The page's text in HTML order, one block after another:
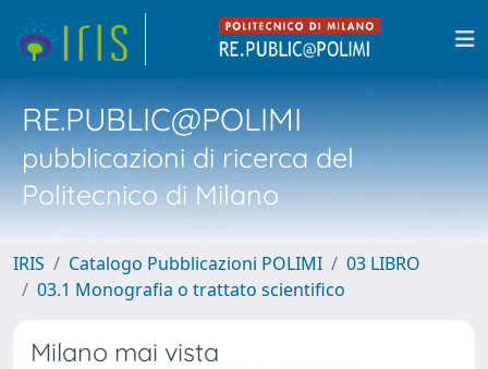
RE.PUBLIC@POLIMI
pubblicazioni di ricerca del
Politecnico di Milano
IRIS Catalogo Pubblicazioni POLIMI
03 LIBRO
03.1 Monografia o trattato scientifico
Milano mai vista